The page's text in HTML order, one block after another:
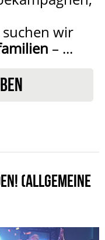
wir
– ...
(ALLGEMEINE